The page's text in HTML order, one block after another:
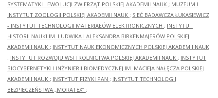
SYSTEMATYKI I EWOLUCJI ZWIERZĄT POLSKIEJ AKADEMII NAUK ; MUZEUM I
INSTYTUT ZOOLOGII POLSKIEJ AKADEMII NAUK ; SIEĆ BADAWCZA ŁUKASIEWICZ
- INSTYTUT TECHNOLOGII MATERIAŁÓW ELEKTRONICZNYCH ; INSTYTUT
HISTORII NAUKI IM. LUDWIKA I ALEKSANDRA BIRKENMAJERÓW POLSKIEJ
AKADEMII NAUK ; INSTYTUT NAUK EKONOMICZNYCH POLSKIEJ AKADEMII NAUK
; INSTYTUT ROZWOJU WSI I ROLNICTWA POLSKIEJ AKADEMII NAUK ; INSTYTUT
BIOCYBERNETYKI I INŻYNIERII BIOMEDYCZNEJ IM. MACIEJA NAŁĘCZA POLSKIEJ
AKADEMII NAUK ; INSTYTUT FIZYKI PAN ; INSTYTUT TECHNOLOGII
BEZPIECZEŃSTWA „MORATEX” ;